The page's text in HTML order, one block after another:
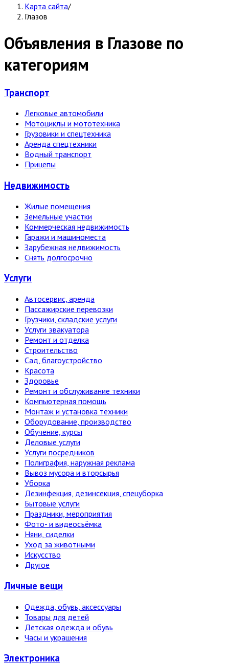
Карта сайта/
Глазов
Объявления в Глазове по
категориям
Транспорт
Легковые автомобили
Мотоциклы и мототехника
Грузовики и спецтехника
Аренда спецтехники
Водный транспорт
Прицепы
Недвижи­мость
Жилые помещения
Земельные участки
Коммерческая недвижимость
Гаражи и машиноместа
Зарубежная недвижимость
Снять долгосрочно
Услуги
Автосервис, аренда
Пассажирские перевозки
Грузчики, складские услуги
Услуги эвакуатора
Ремонт и отделка
Строительство
Сад, благоустройство
Красота
Здоровье
Ремонт и обслуживание техники
Компьютерная помощь
Монтаж и установка техники
Оборудование, производство
Обучение, курсы
Деловые услуги
Услуги посредников
Полиграфия, наружная реклама
Вывоз мусора и вторсырья
Уборка
Дезинфекция, дезинсекция, спецуборка
Бытовые услуги
Праздники, мероприятия
Фото- и видеосъёмка
Няни, сиделки
Уход за животными
Искусство
Другое
Личные вещи
Одежда, обувь, аксессуары
Товары для детей
Детская одежда и обувь
Часы и украшения
Электро­ника